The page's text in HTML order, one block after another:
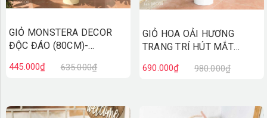
GIỎ MONSTERA DECOR
ĐỘC ĐÁO (80CM)-
445.000₫ 635.000₫
GIỎ HOA OẢI HƯƠNG
TRANG TRÍ HÚT MẮT
690.000₫ 980.000₫